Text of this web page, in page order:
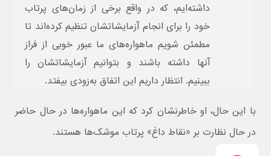
داشته‌ایم، که در واقع برخی از زمان‌های پرتاب
خود را برای انجام آزمایشاتشان تنظیم کرده‌اند تا
مطمئن شویم ماهواره‌های ما عبور خوبی از فراز
آنها داشته باشند و بتوانیم آزمایشاتشان را
ببینیم. انتظار داریم این اتفاق به‌زودی بیفتد.
با این حال، او خاطرنشان کرد که این ماهواره‌ها در حال حاضر
در حال نظارت بر «نقاط داغ» پرتاب موشک‌ها هستند.